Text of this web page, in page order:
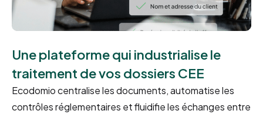
Une plateforme qui industrialise le
traitement de vos dossiers CEE
Ecodomio centralise les documents, automatise les
contrôles réglementaires et fluidifie les échanges entre